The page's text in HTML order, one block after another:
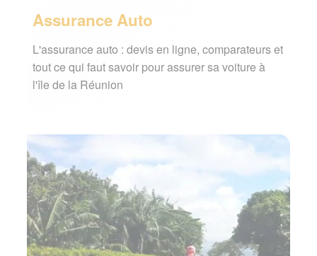
Signaler une erreur ou Proposer une
Assurance Auto
L'assurance auto : devis en ligne, comparateurs et
tout ce qui faut savoir pour assurer sa voiture à
l'île de la Réunion